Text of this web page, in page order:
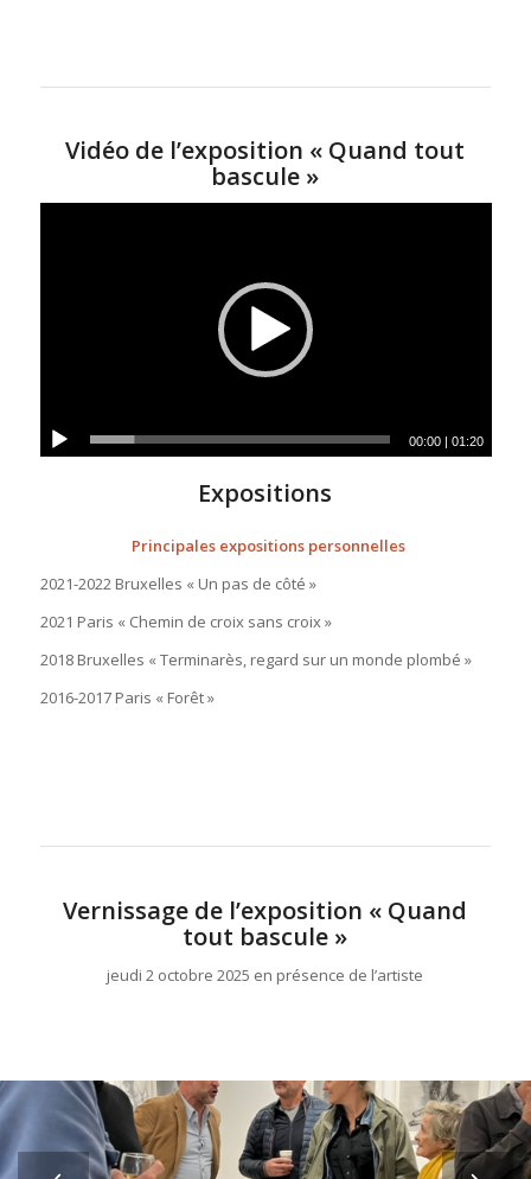
Vidéo de l’exposition « Quand tout
bascule »
00:00 |01:20
Expositions
Principales expositions personnelles
2021-2022 Bruxelles « Un pas de côté »
2021 Paris « Chemin de croix sans croix »
2018 Bruxelles « Terminarès, regard sur un monde plombé »
2016-2017 Paris « Forêt »
Vernissage de l’exposition « Quand
tout bascule »
jeudi 2 octobre 2025 en présence de l’artiste